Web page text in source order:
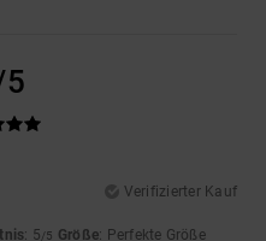
Verifizierter Kauf
: 5/5 Größe: Perfekte Größe